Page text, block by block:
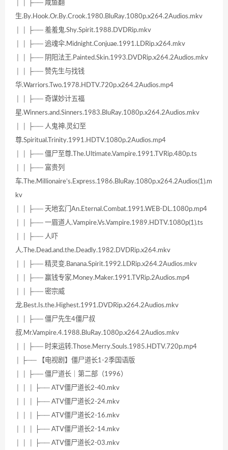
│ │ ├── 咸鱼翻
生.By.Hook.Or.By.Crook.1980.BluRay.1080p.x264.2Audios.mkv
│ │ ├── 羞羞鬼.Shy.Spirit.1988.DVDRip.mkv
│ │ ├── 追魂伞.Midnight.Conjuae.1991.LDRip.x264.mkv
│ │ ├── 阴阳法王.Painted.Skin.1993.DVDRip.x264.2Audios.mkv
│ │ ├── 赞先生与找钱
华.Warriors.Two.1978.HDTV.720p.x264.2Audios.mp4
│ │ ├── 奇谋妙计五福
星.Winners.and.Sinners.1983.BluRay.1080p.x264.2Audios.mkv
│ │ ├── 人鬼神.灵幻至
尊.Spiritual.Trinity.1991.HDTV.1080p.2Audios.mp4
│ │ ├── 僵尸至尊.The.Ultimate.Vampire.1991.TVRip.480p.ts
│ │ ├── 富贵列
车.The.Millionaire’s.Express.1986.BluRay.1080p.x264.2Audios(1).m
kv
│ │ ├── 天地玄门An.Eternal.Combat.1991.WEB-DL.1080p.mp4
│ │ ├── 一眉道人.Vampire.Vs.Vampire.1989.HDTV.1080p(1).ts
│ │ ├── 人吓
人.The.Dead.and.the.Deadly.1982.DVDRip.x264.mkv
│ │ ├── 精灵变.Banana.Spirit.1992.LDRip.x264.2Audios.mkv
│ │ ├── 赢钱专家.Money.Maker.1991.TVRip.2Audios.mp4
│ │ ├── 密宗威
龙.Best.Is.the.Highest.1991.DVDRip.x264.2Audios.mkv
│ │ ├── 僵尸先生4僵尸叔
叔.Mr.Vampire.4.1988.BluRay.1080p.x264.2Audios.mkv
│ │ ├── 时来运转.Those.Merry.Souls.1985.HDTV.720p.mp4
│ ├── 【电视剧】僵尸道长1-2季国语版
│ │ ├── 僵尸道长｜第二部（1996）
│ │ │ ├── ATV僵尸道长2-40.mkv
│ │ │ ├── ATV僵尸道长2-24.mkv
│ │ │ ├── ATV僵尸道长2-16.mkv
│ │ │ ├── ATV僵尸道长2-14.mkv
│ │ │ ├── ATV僵尸道长2-03.mkv